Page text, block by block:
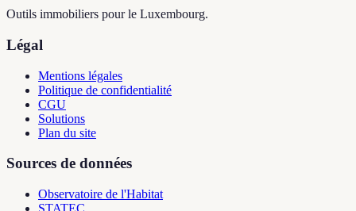
Outils immobiliers pour le Luxembourg.
Légal
Mentions légales
Politique de confidentialité
CGU
Solutions
Plan du site
Sources de données
Observatoire de l'Habitat